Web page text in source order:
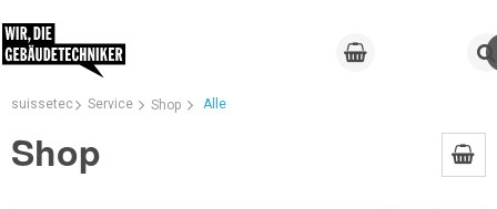
suissetec Service Shop Alle
Shop